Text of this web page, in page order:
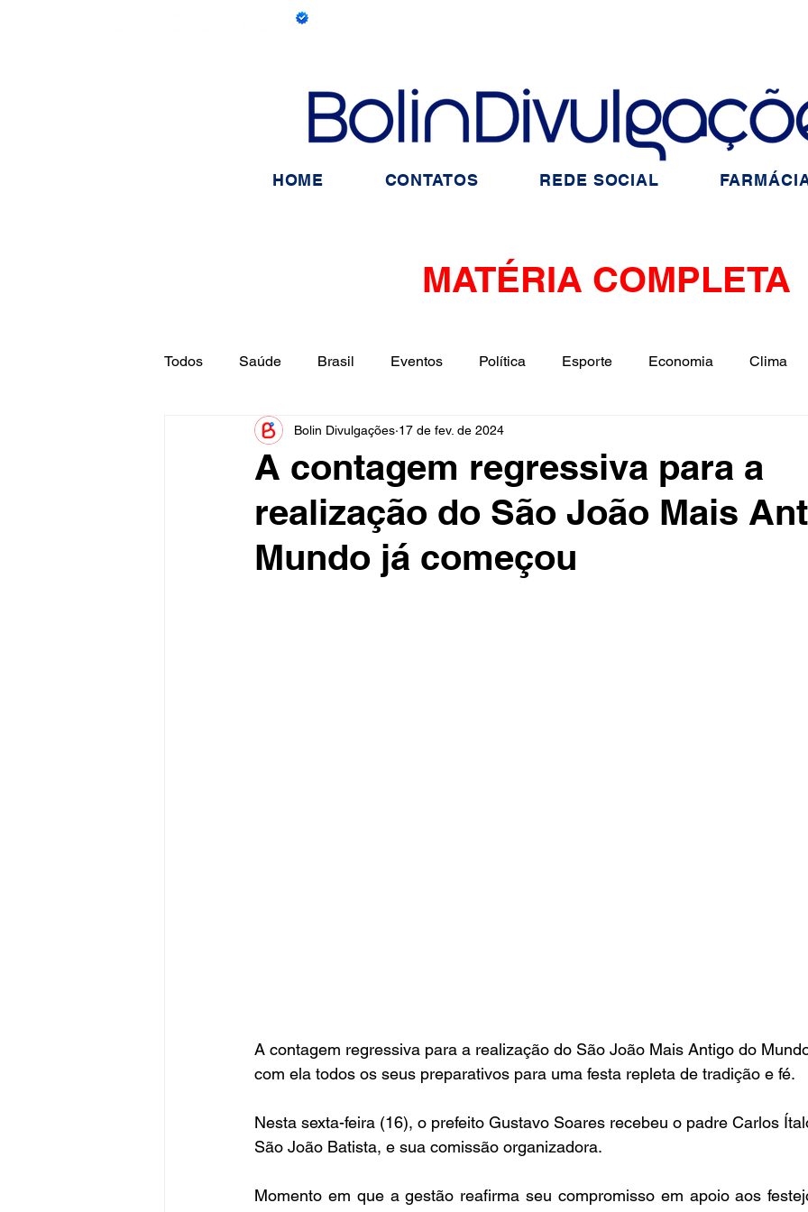
MATÉRIA COMPLETA
Todos Saúde Brasil Eventos Política Esporte Economia Clima
Informe Publicitário Judiciário Cidades
Acidente Tecnologia Educação Influencer Luto Artista Seleção
Nota de Esclarecimento Fofocas
A contagem regressiva para a
realização do São João Mais
Mundo já começou
Bolin Divulgações 17 de fev. de 2024
A contagem regressiva para a realização do São João Mais Antigo do
com ela todos os seus preparativos para uma festa repleta de tradição e fé.
Nesta sexta-feira (16), o prefeito Gustavo Soares recebeu o padre Carlos
São João Batista, e sua comissão organizadora.
Momento em que a gestão reafirma seu compromisso em apoio aos
HOME CONTATOS REDE SOCIAL